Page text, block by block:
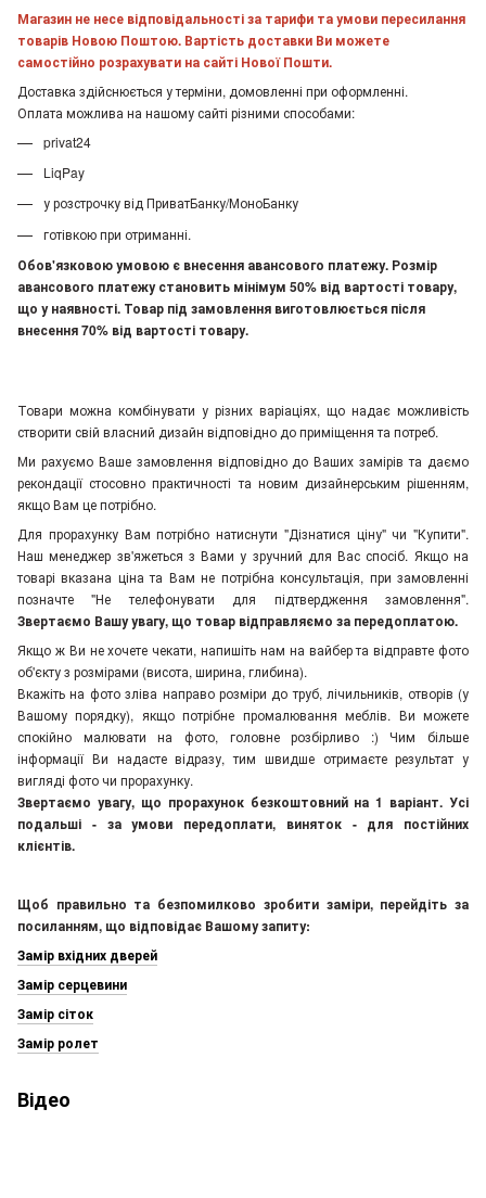
Магазин не несе відповідальності за тарифи та умови пересилання
товарів Новою Поштою. Вартість доставки Ви можете
самостійно розрахувати на сайті Нової Пошти.
Доставка здійснюється у терміни, домовленні при оформленні.
Оплата можлива на нашому сайті різними способами:
privat24
LiqPay
у розстрочку від ПриватБанку/МоноБанку
готівкою при отриманні.
Обов'язковою умовою є внесення авансового платежу. Розмір
авансового платежу становить мінімум 50% від вартості товару,
що у наявності. Товар під замовлення виготовлюється після
внесення 70% від вартості товару.
Товари можна комбінувати у різних варіаціях, що надає можливість
створити свій власний дизайн відповідно до приміщення та потреб.
Ми рахуємо Ваше замовлення відповідно до Ваших замірів та даємо
рекондації стосовно практичності та новим дизайнерським рішенням,
якщо Вам це потрібно.
Для прорахунку Вам потрібно натиснути "Дізнатися ціну" чи "Купити".
Наш менеджер зв'яжеться з Вами у зручний для Вас спосіб. Якщо на
товарі вказана ціна та Вам не потрібна консультація, при замовленні
позначте "Не телефонувати для підтвердження замовлення".
Звертаємо Вашу увагу, що товар відправляємо за передоплатою.
Якщо ж Ви не хочете чекати, напишіть нам на вайбер та відправте фото
об'єкту з розмірами (висота, ширина, глибина).
Вкажіть на фото зліва направо розміри до труб, лічильників, отворів (у
Вашому порядку), якщо потрібне промалювання меблів. Ви можете
спокійно малювати на фото, головне розбірливо :) Чим більше
інформації Ви надасте відразу, тим швидше отримаєте результат у
вигляді фото чи прорахунку.
Звертаємо увагу, що прорахунок безкоштовний на 1 варіант. Усі
подальші - за умови передоплати, виняток - для постійних
клієнтів.
Щоб правильно та безпомилково зробити заміри, перейдіть за
посиланням, що відповідає Вашому запиту:
Замір вхідних дверей
Замір серцевини
Замір сіток
Замір ролет
Відео